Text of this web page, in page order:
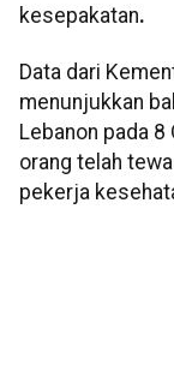
kesepakatan.
Data dari
menunjukkan
Lebanon pada
orang telah
pekerja